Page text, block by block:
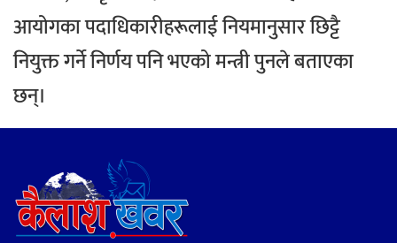
आयोगका पदाधिकारीहरूलाई नियमानुसार छिट्टै
नियुक्त गर्ने निर्णय पनि भएको मन्त्री पुनले बताएका
छन्।